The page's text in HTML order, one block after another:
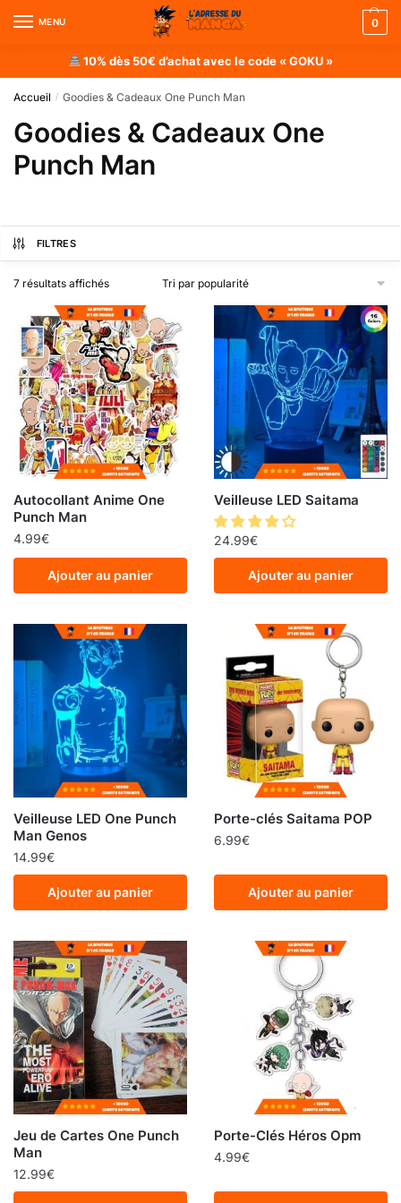
MENU 0
10% dès 50€ d’achat avec le code « GOKU »
Accueil / Goodies & Cadeaux One Punch Man
Goodies & Cadeaux One
Punch Man
FILTRES
7 résultats affichés
Autocollant Anime One
Punch Man
4.99€
Ajouter au panier
Veilleuse LED Saitama
24.99€
Ajouter au panier
Veilleuse LED One Punch
Man Genos
14.99€
Ajouter au panier
Porte-clés Saitama POP
6.99€
Ajouter au panier
Jeu de Cartes One Punch
Man
12.99€
Porte-Clés Héros Opm
4.99€